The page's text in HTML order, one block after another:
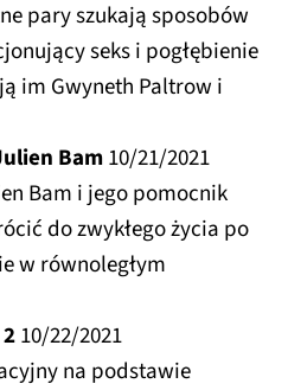
pary szukają sposobów
seks i pogłębienie
im Gwyneth Paltrow i
Bam10/21/2021
Bam i jego pomocnik
do zwykłego życia po
w równoległym
10/22/2021
na podstawie